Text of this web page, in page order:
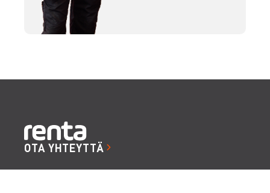
OTA YHTEYTTÄ